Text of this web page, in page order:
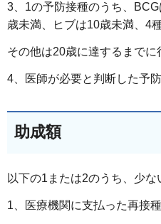
3、1の予防接種のうち、
歳未満、ヒブは10歳未満、4
その他は20歳に達するまでに
4、医師が必要と判断した予
助成額
以下の1または2のうち、少な
1、医療機関に支払った再接